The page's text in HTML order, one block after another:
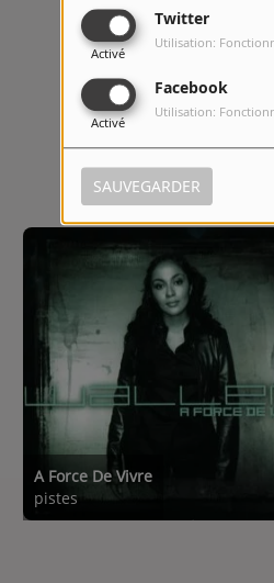
Twitter
Activé
Utilisation:
Facebook
Activé
Utilisation:
SAUVEGARDER
10
A Force De Vivre
pistes